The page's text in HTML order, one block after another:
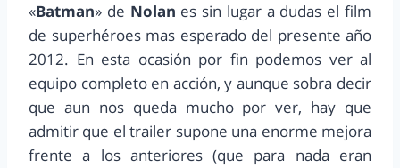
«Batman» de Nolan es sin lugar a dudas el film
de superhéroes mas esperado del presente año
2012. En esta ocasión por fin podemos ver al
equipo completo en acción, y aunque sobra decir
que aun nos queda mucho por ver, hay que
admitir que el trailer supone una enorme mejora
frente a los anteriores (que para nada eran